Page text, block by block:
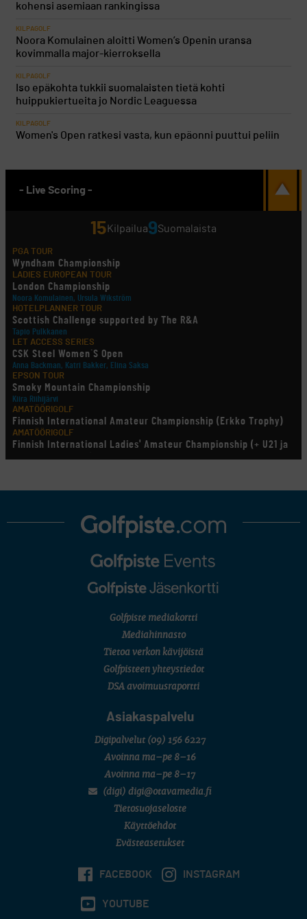
kohensi asemiaan rankingissa
KILPAGOLF
Noora Komulainen aloitti Women’s Openin uransa
kovimmalla major-kierroksella
KILPAGOLF
Iso epäkohta tukkii suomalaisten tietä kohti
huippukiertueita jo Nordic Leaguessa
KILPAGOLF
Women's Open ratkesi vasta, kun epäonni puuttui peliin
- Live Scoring -
15 Kilpailua9Suomalaista
PGA TOUR
Wyndham Championship
LADIES EUROPEAN TOUR
London Championship
Noora Komulainen, Ursula Wikström
HOTELPLANNER TOUR
Scottish Challenge supported by The R&A
Tapio Pulkkanen
LET ACCESS SERIES
CSK Steel Women´S Open
Anna Backman, Katri Bakker, Elina Saksa
EPSON TOUR
Smoky Mountain Championship
Kiira Riihijärvi
AMATÖÖRIGOLF
Finnish International Amateur Championship (Erkko Trophy)
AMATÖÖRIGOLF
Finnish International Ladies' Amateur Championship (+ U21 ja
U18/FJT/Aulanko)
LEGENDS TOUR
U.S. Women's Amateur Championship
English Boys' (U14) Open Amateur Stroke Play Championship
Eeli Krankka, Lionel Mutikainen
7 (U18 ja U21/pojat/Tahko)
6 (Archipelagia Golf)
Golfpiste mediakortti
Mediahinnasto
Tietoa verkon kävijöistä
Golfpisteen yhteystiedot
DSA avoimuusraportti
Asiakaspalvelu
Digipalvelut (09) 156 6227
Avoinna ma–pe 8–16
Avoinna ma–pe 8–17
(digi) digi@otavamedia.fi
Tietosuojaseloste
Käyttöehdot
Evästeasetukset
FACEBOOK INSTAGRAM
YOUTUBE